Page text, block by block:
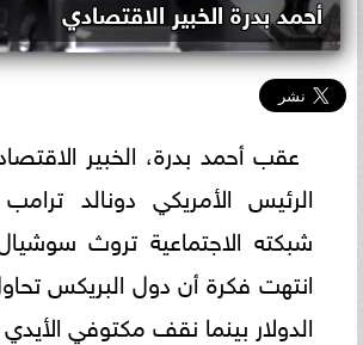
أحمد بدرة الخبير الاقتصادي
عقب أحمد بدرة، الخبير
الرئيس الأمريكي دونالد
شبكته الاجتماعية تروث
انتهت فكرة أن دول البريكس
الدولار بينما نقف مكتوفي